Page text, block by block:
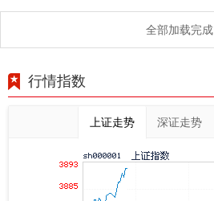
全部加载完成
行情指数
上证走势 深证走势